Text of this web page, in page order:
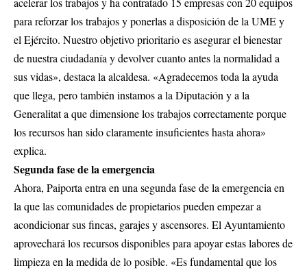
para reforzar los trabajos y ponerlas a disposición de la UME y
el Ejército. Nuestro objetivo prioritario es asegurar el bienestar
de nuestra ciudadanía y devolver cuanto antes la normalidad a
sus vidas», destaca la alcaldesa. «Agradecemos toda la ayuda
que llega, pero también instamos a la Diputación y a la
Generalitat a que dimensione los trabajos correctamente porque
los recursos han sido claramente insuficientes hasta ahora»
explica.
Segunda fase de la emergencia
Ahora, Paiporta entra en una segunda fase de la emergencia en
la que las comunidades de propietarios pueden empezar a
acondicionar sus fincas, garajes y ascensores. El Ayuntamiento
aprovechará los recursos disponibles para apoyar estas labores de
limpieza en la medida de lo posible. «Es fundamental que los